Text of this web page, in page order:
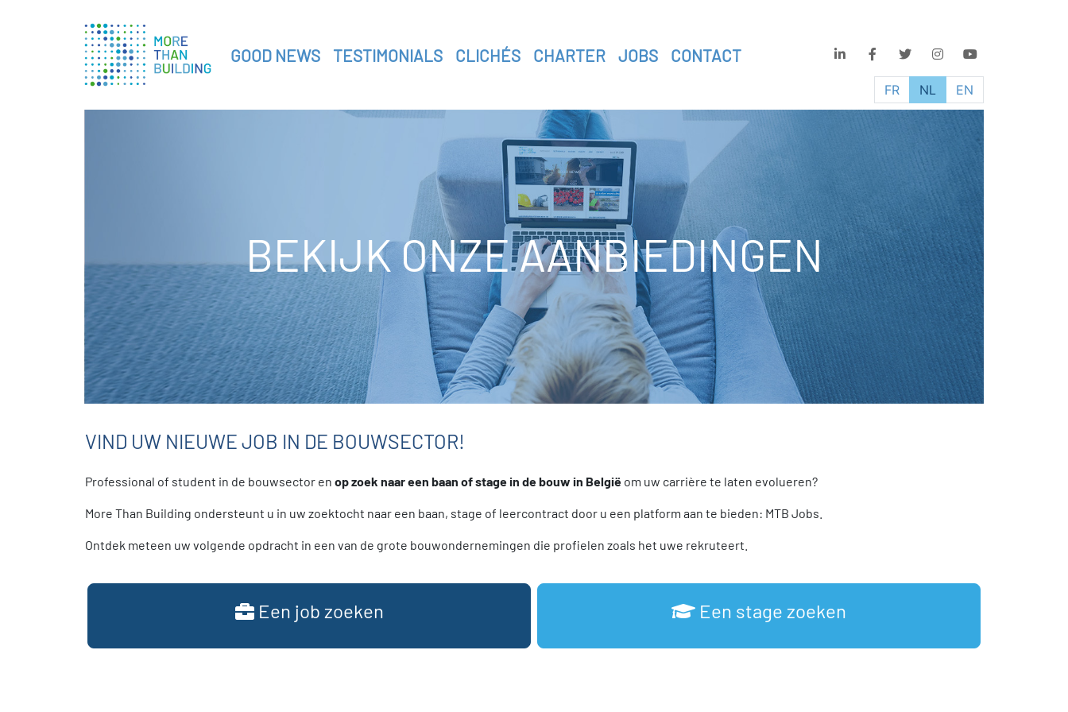
GOOD NEWS TESTIMONIALS CLICHÉS CHARTER JOBS CONTACT
FR NL EN
BEKIJK ONZE AANBIEDINGEN
VIND UW NIEUWE JOB IN DE BOUWSECTOR!
Professional of student in de bouwsector en op zoek naar een baan of stage in de bouw in België om uw carrière te laten evolueren?
More Than Building ondersteunt u in uw zoektocht naar een baan, stage of leercontract door u een platform aan te bieden: MTB Jobs.
Ontdek meteen uw volgende opdracht in een van de grote bouwondernemingen die profielen zoals het uwe rekruteert.
Een job zoeken Een stage zoeken